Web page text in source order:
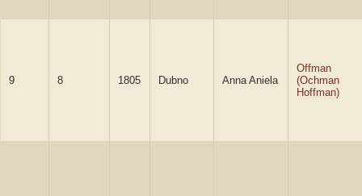
9 8 1805 Dubno Anna Aniela
Offman
(Ochman
Hoffman)